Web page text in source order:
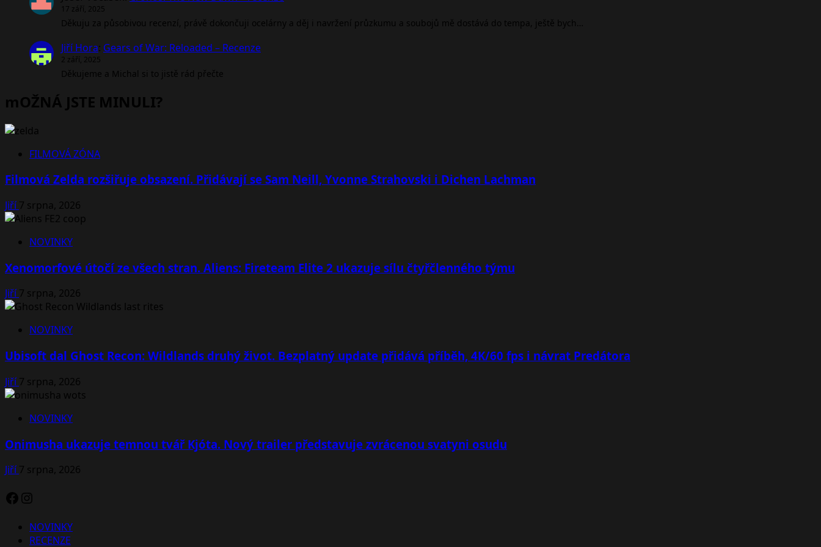
17 září, 2025
Děkuju za působivou recenzí, právě dokončuji ocelárny a děj i navržení průzkumu a soubojů mě dostává do tempa, ještě bych…
Jiří Hora: Gears of War: Reloaded – Recenze
2 září, 2025
Děkujeme a Michal si to jistě rád přečte
mOŽNÁ JSTE MINULI?
FILMOVÁ ZÓNA
Filmová Zelda rozšiřuje obsazení. Přidávají se Sam Neill, Yvonne Strahovski i Dichen Lachman
Jiří7 srpna, 2026
NOVINKY
Xenomorfové útočí ze všech stran. Aliens: Fireteam Elite 2 ukazuje sílu čtyřčlenného týmu
Jiří7 srpna, 2026
NOVINKY
Ubisoft dal Ghost Recon: Wildlands druhý život. Bezplatný update přidává příběh, 4K/60 fps i návrat Predátora
Jiří7 srpna, 2026
NOVINKY
Onimusha ukazuje temnou tvář Kjóta. Nový trailer představuje zvrácenou svatyni osudu
Jiří7 srpna, 2026
Facebook
Instagram
NOVINKY
RECENZE